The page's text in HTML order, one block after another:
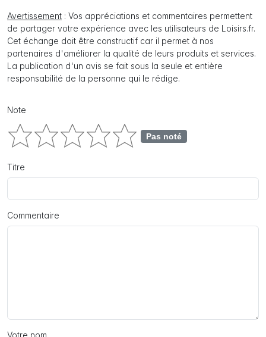
Avertissement : Vos appréciations et commentaires permettent
de partager votre expérience avec les utilisateurs de Loisirs.fr.
Cet échange doit être constructif car il permet à nos
partenaires d'améliorer la qualité de leurs produits et services.
La publication d'un avis se fait sous la seule et entière
responsabilité de la personne qui le rédige.
Note
Pas noté
Titre
Commentaire